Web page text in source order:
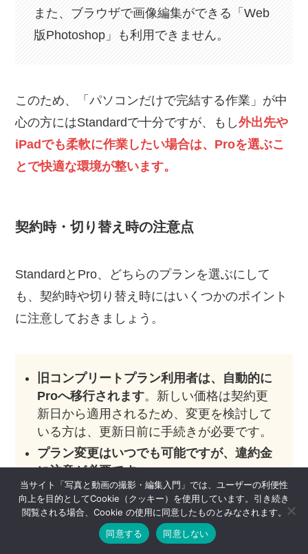
また、ブラウザで画像編集ができる「Web
版Photoshop」も利用できません。
このため、「パソコンだけで完結する作業」が中
心の方にはStandardで十分ですが、もし外出先や
iPadでも柔軟に作業したい場合は、Proを選ぶこ
とで快適な環境が整います。
契約時・切り替え時の注意点
StandardとPro、どちらのプランを選ぶにして
も、契約時や切り替え時にはいくつかのポイント
に注意しておきましょう。
旧コンプリートプラン利用者は、自動的に
Proへ移行されます。新しい価格は契約更
新日から適用されるため、変更を検討して
いる方は、更新日前に手続きが必要です。
プラン変更はいつでも可能ですが、違約金
に注意が必要です。
年間契約（月々払い・一括払い）を途中解
当サイト「写真と動画の撮影・編集入門」では、ユーザーの利便性
向上を目的としてCookie（クッキー）を使用しています。引き続き
閲覧される場合、Cookie の使用に同意したものとみなされます。
同意する
同意しない